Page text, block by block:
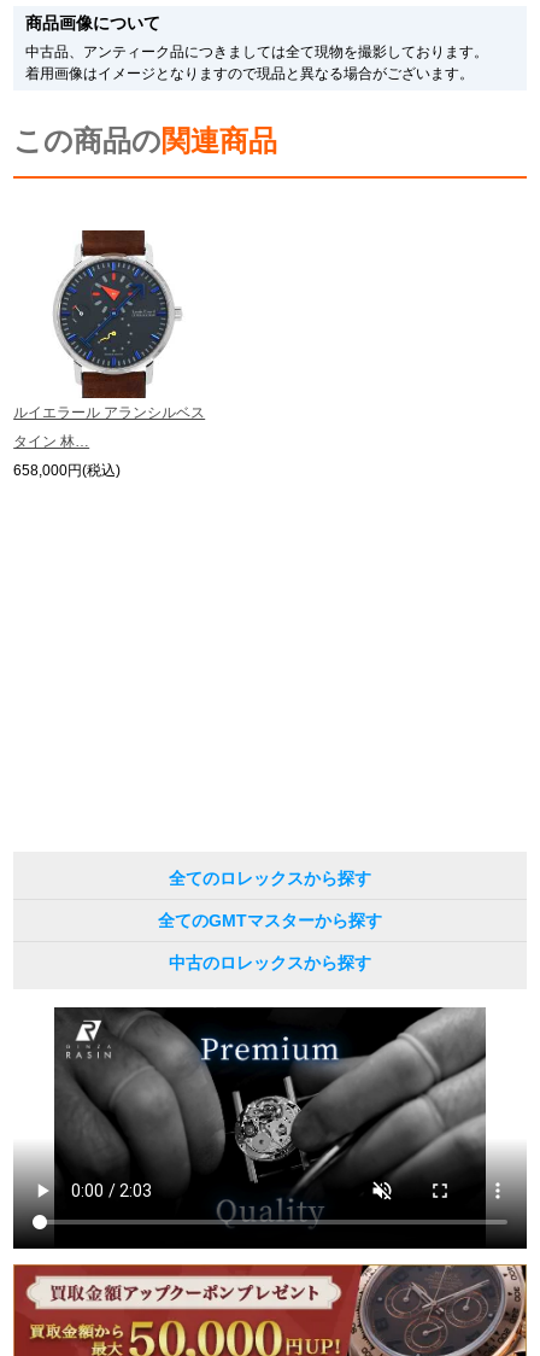
繁體中文 한국어
ภาษาไทย
商品画像について
中古品、アンティーク品につきましては全て現物を撮影しております。
着用画像はイメージとなりますので現品と異なる場合がございます。
この商品の関連商品
ルイエラール アランシルベス
タイン 林…
658,000円(税込)
全てのロレックスから探す
全てのGMTマスターから探す
中古のロレックスから探す
メーカー保護シールの有無に個体差がございますのでご了承下さいませ。
また、メーカーにてマイナーチェンジがなされる場合がございますが、在庫品
の仕様で販売させていただきますので予めご了承の程お願いいたします。
尚、中古品、アンティーク品につきましては現品を撮影しております。
ます。
の掲載を控えております。
※当店では店頭販売も行っております為、サイトでのご注文と店頭処理との時
間差で在庫切れになる場合がございます。
予めご了承くださいませ。
また、ご来店にてご購入を希望される場合にも、事前に在庫の確認をお電話か
メールにてお問い合わせいただけますようお願いいたします。
※アンティーク品やユーズド品の場合、外装および内部機械に代替部品を使用
している場合がございます。
※表示の定価は、入荷時の価格となっております。
現在の定価と異なる場合がございますのでご了承くださいませ。